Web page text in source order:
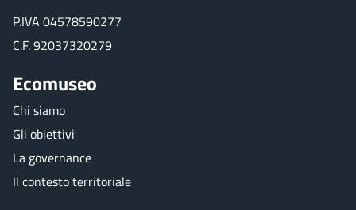
P.IVA 04578590277
C.F. 92037320279
Ecomuseo
Chi siamo
Gli obiettivi
La governance
Il contesto territoriale